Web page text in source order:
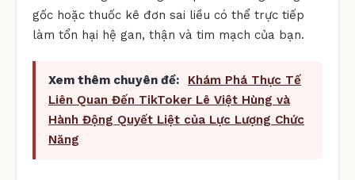
gốc hoặc thuốc kê đơn sai liều có thể trực tiếp
làm tổn hại hệ gan, thận và tim mạch của bạn.
Xem thêm chuyên đề:
Khám Phá Thực Tế
Liên Quan Đến TikToker Lê Việt Hùng và
Hành Động Quyết Liệt của Lực Lượng Chức
Năng